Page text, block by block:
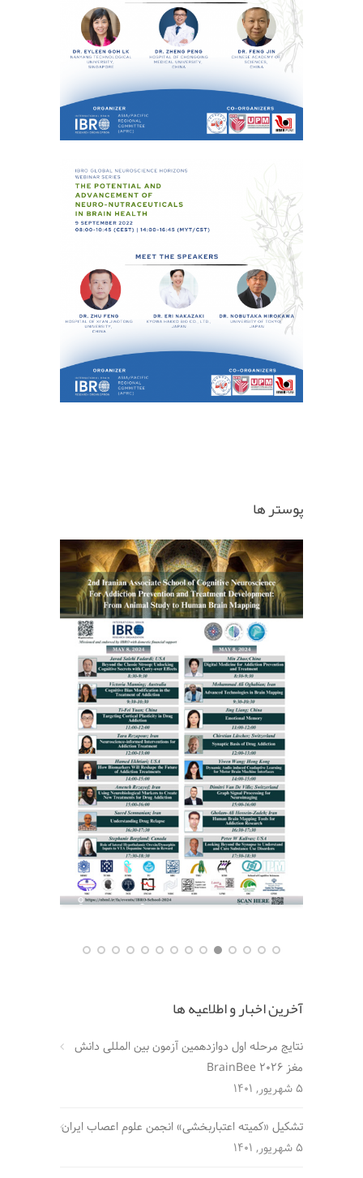
پوستر ها
آخرین اخبار و اطلاعیه ها
نتایج مرحله اول دوازدهمین آزمون بین المللی دانش
مغز BrainBee 2026
5 شهریور, 1401
تشکیل «کمیته اعتباربخشی» انجمن علوم اعصاب ایران
5 شهریور, 1401